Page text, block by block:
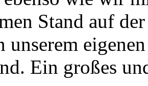
Stand auf
unserem
Ein großes